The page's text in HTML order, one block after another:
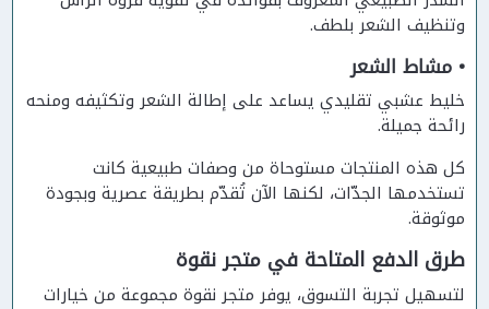
وتنظيف الشعر بلطف.
• مشاط الشعر
خليط عشبي تقليدي يساعد على إطالة الشعر وتكثيفه ومنحه
رائحة جميلة.
كل هذه المنتجات مستوحاة من وصفات طبيعية كانت
تستخدمها الجدّات، لكنها الآن تُقدّم بطريقة عصرية وبجودة
موثوقة.
طرق الدفع المتاحة في متجر نقوة
لتسهيل تجربة التسوق، يوفر متجر نقوة مجموعة من خيارات